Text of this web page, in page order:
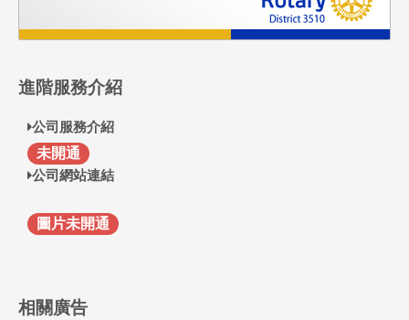
進階服務介紹
公司服務介紹
未開通
公司網站連結
圖片未開通
相關廣告